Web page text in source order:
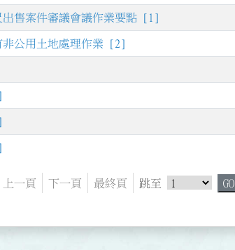
出售案件審議會議作業要點 [1]
非公用土地處理作業 [2]
上一頁 下一頁 最終頁 跳至 跳頁選單 GO